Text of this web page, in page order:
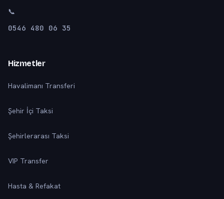
📞
0546 480 06 35
Hizmetler
Havalimanı Transferi
Şehir İçi Taksi
Şehirlerarası Taksi
VIP Transfer
Hasta & Refakat